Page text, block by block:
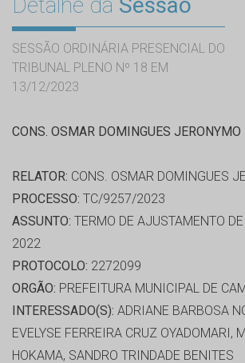
Detalhe da Sessão
SESSÃO ORDINÁRIA PRESENCIAL DO
TRIBUNAL PLENO Nº 18 EM
13/12/2023
CONS. OSMAR DOMINGUES JERONYMO
RELATOR: CONS. OSMAR DOMINGUES
PROCESSO: TC/9257/2023
ASSUNTO: TERMO DE AJUSTAMENTO
2022
PROTOCOLO: 2272099
ORGÃO: PREFEITURA MUNICIPAL DE
INTERESSADO(S): ADRIANE BARBOSA
EVELYSE FERREIRA CRUZ OYADOMARI,
HOKAMA, SANDRO TRINDADE BENITES